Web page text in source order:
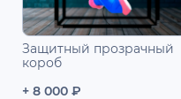
Защитный прозрачный
короб
+ 8 000 ₽